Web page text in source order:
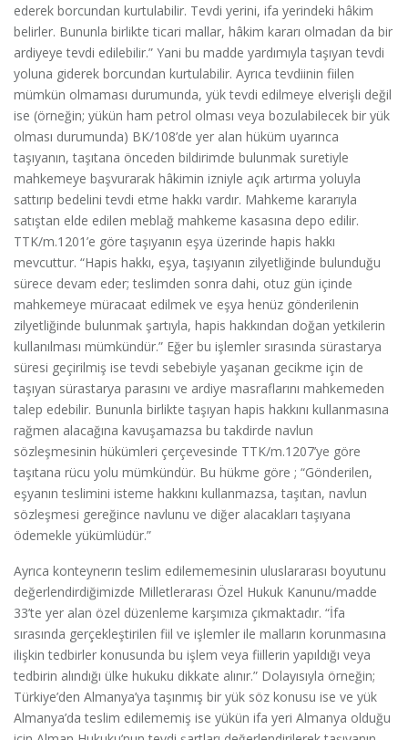
ederek borcundan kurtulabilir. Tevdi yerini, ifa yerindeki hâkim
belirler. Bununla birlikte ticari mallar, hâkim kararı olmadan da bir
ardiyeye tevdi edilebilir.” Yani bu madde yardımıyla taşıyan tevdi
yoluna giderek borcundan kurtulabilir. Ayrıca tevdiinin fiilen
mümkün olmaması durumunda, yük tevdi edilmeye elverişli değil
ise (örneğin; yükün ham petrol olması veya bozulabilecek bir yük
olması durumunda) BK/108’de yer alan hüküm uyarınca
taşıyanın, taşıtana önceden bildirimde bulunmak suretiyle
mahkemeye başvurarak hâkimin izniyle açık artırma yoluyla
sattırıp bedelini tevdi etme hakkı vardır. Mahkeme kararıyla
satıştan elde edilen meblağ mahkeme kasasına depo edilir.
TTK/m.1201’e göre taşıyanın eşya üzerinde hapis hakkı
mevcuttur. “Hapis hakkı, eşya, taşıyanın zilyetliğinde bulunduğu
sürece devam eder; teslimden sonra dahi, otuz gün içinde
mahkemeye müracaat edilmek ve eşya henüz gönderilenin
zilyetliğinde bulunmak şartıyla, hapis hakkından doğan yetkilerin
kullanılması mümkündür.” Eğer bu işlemler sırasında sürastarya
süresi geçirilmiş ise tevdi sebebiyle yaşanan gecikme için de
taşıyan sürastarya parasını ve ardiye masraflarını mahkemeden
talep edebilir. Bununla birlikte taşıyan hapis hakkını kullanmasına
rağmen alacağına kavuşamazsa bu takdirde navlun
sözleşmesinin hükümleri çerçevesinde TTK/m.1207’ye göre
taşıtana rücu yolu mümkündür. Bu hükme göre ; “Gönderilen,
eşyanın teslimini isteme hakkını kullanmazsa, taşıtan, navlun
sözleşmesi gereğince navlunu ve diğer alacakları taşıyana
ödemekle yükümlüdür.”
Ayrıca konteynerın teslim edilememesinin uluslararası boyutunu
değerlendirdiğimizde Milletlerarası Özel Hukuk Kanunu/madde
33’te yer alan özel düzenleme karşımıza çıkmaktadır. “İfa
sırasında gerçekleştirilen fiil ve işlemler ile malların korunmasına
ilişkin tedbirler konusunda bu işlem veya fiillerin yapıldığı veya
tedbirin alındığı ülke hukuku dikkate alınır.” Dolayısıyla örneğin;
Türkiye’den Almanya’ya taşınmış bir yük söz konusu ise ve yük
Almanya’da teslim edilememiş ise yükün ifa yeri Almanya olduğu